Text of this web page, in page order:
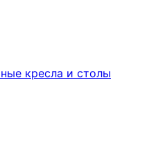
кресла и столы